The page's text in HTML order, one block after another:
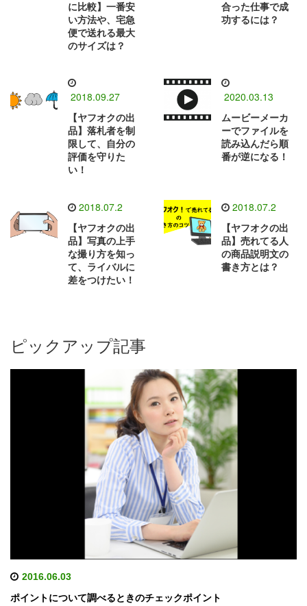
に比較】一番安
い方法や、宅急
便で送れる最大
のサイズは？
合った仕事で成
功するには？
2018.09.27
【ヤフオクの出
品】落札者を制
限して、自分の
評価を守りた
い！
2020.03.13
ムービーメーカ
ーでファイルを
読み込んだら順
番が逆になる！
2018.07.2
【ヤフオクの出
品】写真の上手
な撮り方を知っ
て、ライバルに
差をつけたい！
2018.07.2
【ヤフオクの出
品】売れてる人
の商品説明文の
書き方とは？
ピックアップ記事
2016.06.03
ポイントについて調べるときのチェックポイント